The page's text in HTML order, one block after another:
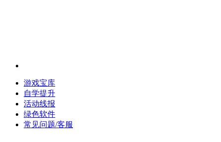
游戏宝库
自学提升
活动线报
绿色软件
常见问题/客服